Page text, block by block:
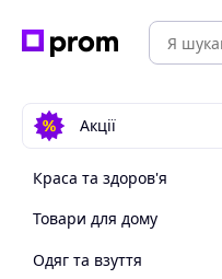
Акції
Краса та здоров'я
Товари для дому
Одяг та взуття